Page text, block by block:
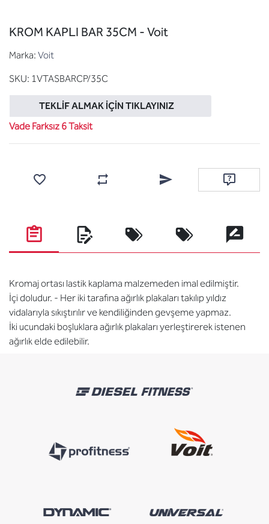
KROM KAPLI BAR 35CM - Voit
Marka: Voit
SKU: 1VTASBARCP/35C
TEKLIF ALMAK İÇIN TIKLAYINIZ
Vade Farksız 6 Taksit
Karşılaştırma listesine ekleArkadaşına e-posta ile
Soru sor
Kromaj ortası lastik kaplama malzemeden imal edilmiştir.
İçi doludur. - Her iki tarafına ağırlık plakaları takılıp yıldız
vidalarıyla sıkıştırılır ve kendiliğinden gevşeme yapmaz.
İki ucundaki boşluklara ağırlık plakaları yerleştirerek istenen
ağırlık elde edilebilir.